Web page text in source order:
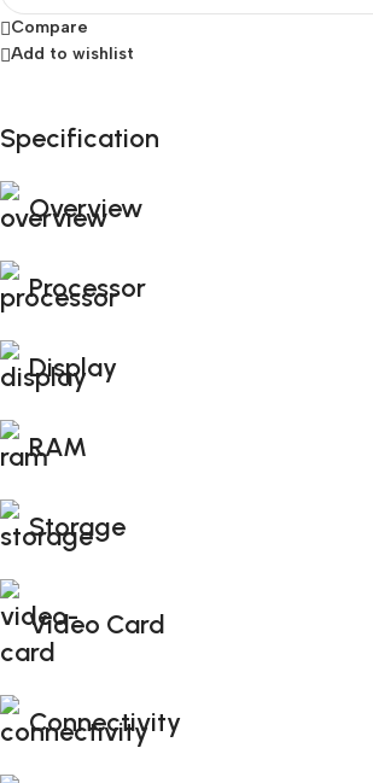
Compare
Add to wishlist
Fino al 12 Ottobre...
Black Friday di Autunno!
Specification
Overview
Processor
Display
RAM
Storage
Video Card
Connectivity